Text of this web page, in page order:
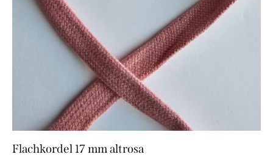
Flachkordel 17 mm altrosa